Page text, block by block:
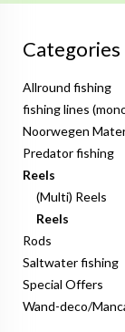
Categories
Allround fishing
fishing lines
Noorwegen
Predator fishing
Reels
(Multi) Reels
Reels
Rods
Saltwater fishing
Special Offers
Wand-deco/